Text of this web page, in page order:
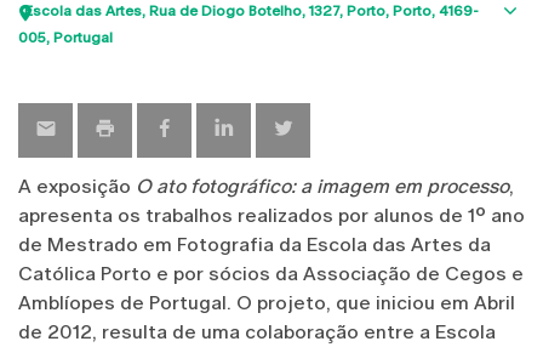
Escola das Artes Rua de Diogo Botelho, 1327 Porto Porto 4169-
005 Portugal
A exposição O ato fotográfico: a imagem em processo,
apresenta os trabalhos realizados por alunos de 1º ano
de Mestrado em Fotografia da Escola das Artes da
Católica Porto e por sócios da Associação de Cegos e
Amblíopes de Portugal. O projeto, que iniciou em Abril
de 2012, resulta de uma colaboração entre a Escola